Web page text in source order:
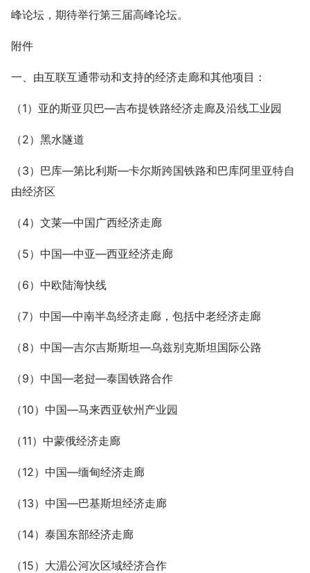
峰论坛，期待举行第三届高峰论坛。
附件
一、由互联互通带动和支持的经济走廊和其他项目：
（1）亚的斯亚贝巴—吉布提铁路经济走廊及沿线工业园
（2）黑水隧道
（3）巴库—第比利斯—卡尔斯跨国铁路和巴库阿里亚特自
由经济区
（4）文莱—中国广西经济走廊
（5）中国—中亚—西亚经济走廊
（6）中欧陆海快线
（7）中国—中南半岛经济走廊，包括中老经济走廊
（8）中国—吉尔吉斯斯坦—乌兹别克斯坦国际公路
（9）中国—老挝—泰国铁路合作
（10）中国—马来西亚钦州产业园
（11）中蒙俄经济走廊
（12）中国—缅甸经济走廊
（13）中国—巴基斯坦经济走廊
（14）泰国东部经济走廊
（15）大湄公河次区域经济合作